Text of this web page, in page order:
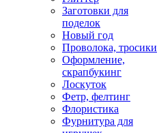
Заготовки для
поделок
Новый год
Проволока, тросики
Оформление,
скрапбукинг
Лоскуток
Фетр, фелтинг
Флористика
Фурнитура для